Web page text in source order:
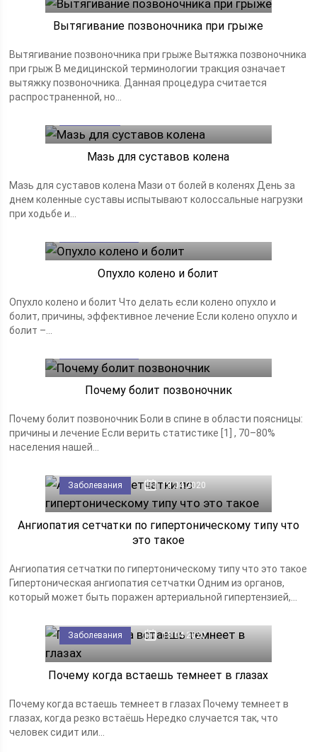
Вытягивание позвоночника при грыже
Вытягивание позвоночника при грыже Вытяжка позвоночника
при грыж В медицинской терминологии тракция означает
вытяжку позвоночника. Данная процедура считается
распространенной, но...
Мазь для суставов колена
Мазь для суставов колена Мази от болей в коленях День за
днем коленные суставы испытывают колоссальные нагрузки
при ходьбе и...
Опухло колено и болит
Опухло колено и болит Что делать если колено опухло и
болит, причины, эффективное лечение Если колено опухло и
болит –...
Почему болит позвоночник
Почему болит позвоночник Боли в спине в области поясницы:
причины и лечение Если верить статистике [1] , 70–80%
населения нашей...
Заболевания 18.04.2020
Ангиопатия сетчатки по гипертоническому типу что
это такое
Ангиопатия сетчатки по гипертоническому типу что это такое
Гипертоническая ангиопатия сетчатки Одним из органов,
который может быть поражен артериальной гипертензией,...
Заболевания 18.04.2020
Почему когда встаешь темнеет в глазах
Почему когда встаешь темнеет в глазах Почему темнеет в
глазах, когда резко встаёшь Нередко случается так, что
человек сидит или...